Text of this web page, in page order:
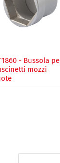
- Bussola
mozzi